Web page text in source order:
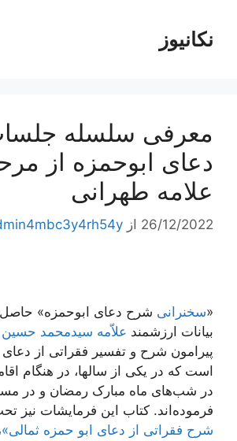
محتوانکانیوز
معرفی سلسله
دعای ابوحمزه از
علامه طهرانی
26/12/2022 از
«سخنرانی
بیانات ارزشمند علاّمه سیدمحمد
پیرامون شرح و تفسیر فقراتی از دعای
است که در یکی از سالها، در هنگام
در شب‌های ماه مبارک رمضان و در
فرموده‌اند. کتاب این فرمایشات نیز
شرح فقراتی از دعای ابو حمزه